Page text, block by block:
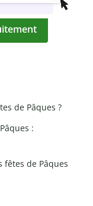
de Pâques ?
:
de Pâques